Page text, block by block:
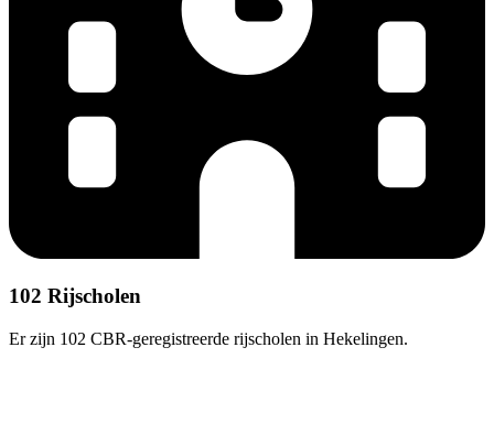
102 Rijscholen
Er zijn 102 CBR-geregistreerde rijscholen in Hekelingen.